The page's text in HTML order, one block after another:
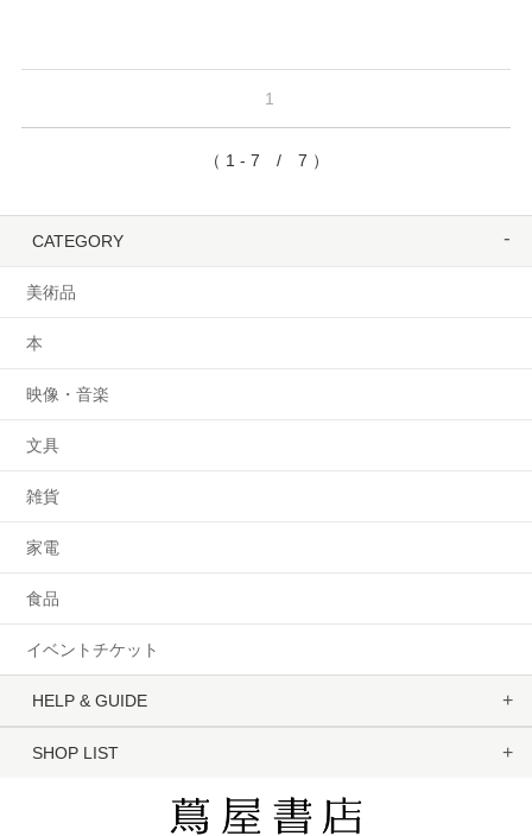
1
（ 1 - 7 / 7 ）
CATEGORY
美術品
本
映像・音楽
文具
雑貨
家電
食品
イベントチケット
HELP & GUIDE
SHOP LIST